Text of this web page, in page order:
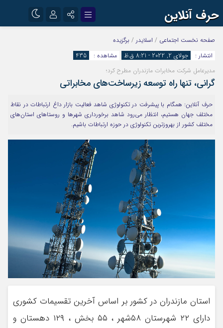
حرف آنلاین
اینستاگرام
آپارات
رمز عبور
مرا به خاطر بسپار
صفحه نخست اجتماعی / اسلایدر / برگزیده
انتشار :
جولای 2, 2022 - 8:21 ق.ظ مشاهده :
435
مدیرعامل شرکت مخابرات مازندران مطرح کرد؛
گرانی، تنها راه توسعه زیرساخت‌های مخابراتی
حرف آنلاین: همگام با پیشرفت در تکنولوژی شاهد فعالیت بازار داغ ارتباطات در نقاط
مختلف جهان هستیم، انتظار می‌رود شاهد برخورداری شهرها و روستاهای استان‌های
مختلف کشور از بهروزترین تکنولوژی در حوزه ارتباطات باشیم.
استان مازندران در کشور بر اساس آخرین تقسیمات کشوری
دارای ۲۲ شهرستان ۵۸شهر ، ۵۵ بخش ، ۱۲۹ دهستان و